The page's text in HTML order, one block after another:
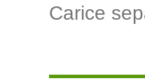
Carice